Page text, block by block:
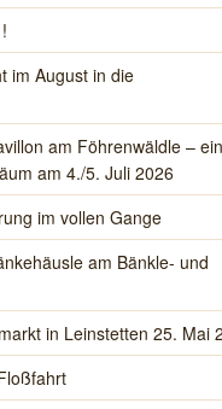
im August in die
am Föhrenwäldle – ein
am 4./5. Juli 2026
im vollen Gange
am Bänkle- und
in Leinstetten 25. Mai